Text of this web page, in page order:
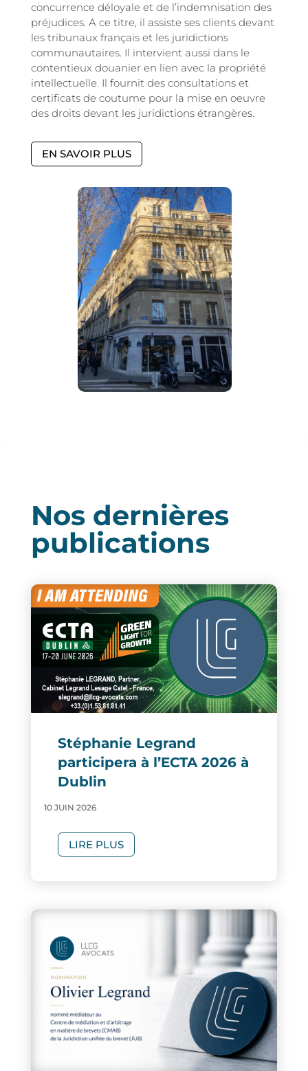
concurrence déloyale et de l’indemnisation des
préjudices. A ce titre, il assiste ses clients devant
les tribunaux français et les juridictions
communautaires. Il intervient aussi dans le
contentieux douanier en lien avec la propriété
intellectuelle. Il fournit des consultations et
certiﬁcats de coutume pour la mise en oeuvre
des droits devant les juridictions étrangères.
EN SAVOIR PLUS
Nos dernières
publications
Stéphanie Legrand
participera à l’ECTA 2026 à
Dublin
10 JUIN 2026
LIRE PLUS